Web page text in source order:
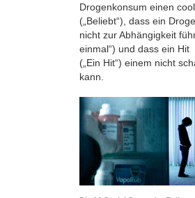
Drogenkonsum einen
(„Beliebt“), dass ein
nicht zur Abhängigkeit
einmal“) und dass ein Hit
(„Ein Hit“) einem nicht
kann.